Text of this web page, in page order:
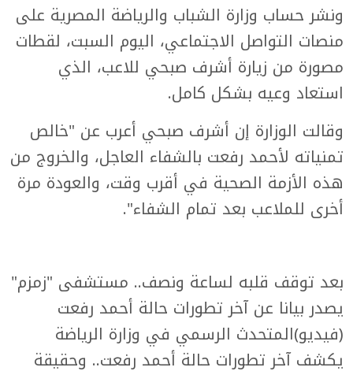
ونشر حساب وزارة الشباب والرياضة المصرية على
منصات التواصل الاجتماعي، اليوم السبت، لقطات
مصورة من زيارة أشرف صبحي للاعب، الذي
استعاد وعيه بشكل كامل.
وقالت الوزارة إن أشرف صبحي أعرب عن "خالص
تمنياته لأحمد رفعت بالشفاء العاجل، والخروج من
هذه الأزمة الصحية في أقرب وقت، والعودة مرة
أخرى للملاعب بعد تمام الشفاء".
بعد توقف قلبه لساعة ونصف.. مستشفى "زمزم"
يصدر بيانا عن آخر تطورات حالة أحمد رفعت
(فيديو)المتحدث الرسمي في وزارة الرياضة
يكشف آخر تطورات حالة أحمد رفعت.. وحقيقة